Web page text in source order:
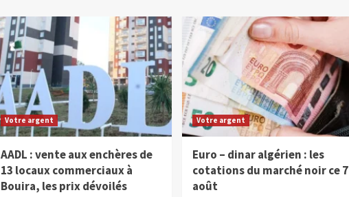
Votre argent
AADL : vente aux enchères de
13 locaux commerciaux à
Bouira, les prix dévoilés
Votre argent
Euro – dinar algérien : les
cotations du marché noir ce 7
août